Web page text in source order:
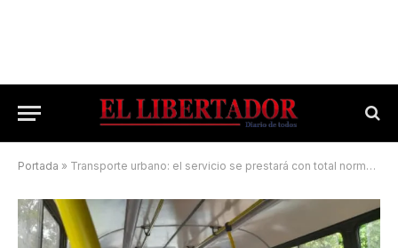
Portada » Transporte urbano: el servicio se prestará con total normalidad